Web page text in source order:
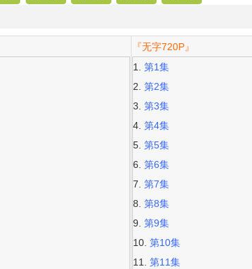
『无字720P』
第1集
第2集
第3集
第4集
第5集
第6集
第7集
第8集
第9集
第10集
第11集